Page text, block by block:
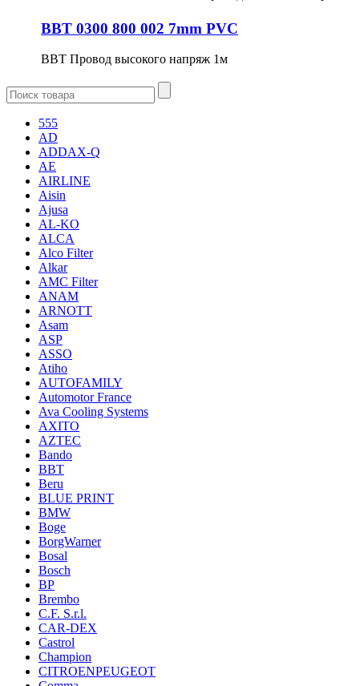
BBT 0300 800 002 7mm PVC
BBT Провод высокого напряж 1м
555
AD
ADDAX-Q
AE
AIRLINE
Aisin
Ajusa
AL-KO
ALCA
Alco Filter
Alkar
AMC Filter
ANAM
ARNOTT
Asam
ASP
ASSO
Atiho
AUTOFAMILY
Automotor France
Ava Cooling Systems
AXITO
AZTEC
Bando
BBT
Beru
BLUE PRINT
BMW
Boge
BorgWarner
Bosal
Bosch
BP
Brembo
C.F. S.r.l.
CAR-DEX
Castrol
Champion
CITROENPEUGEOT